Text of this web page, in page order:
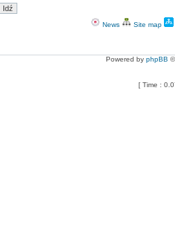
News Site map
Powered by phpBB
[ Time :